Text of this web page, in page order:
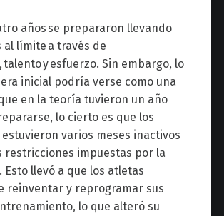
años se prepararon llevando
al límite a través de
talento y esfuerzo. Sin embargo, lo
inicial podría verse como una
en la teoría tuvieron un año
lo cierto es que los
varios meses inactivos
restricciones impuestas por la
Esto llevó a que los atletas
reinventar y reprogramar sus
lo que alteró su